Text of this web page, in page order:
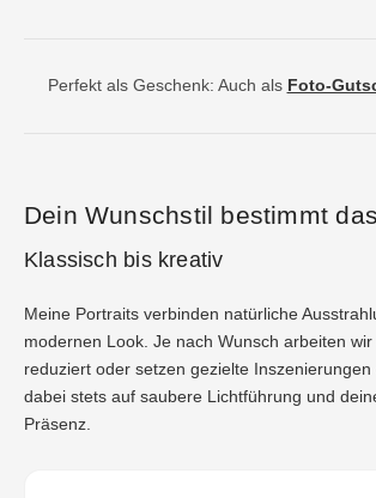
Perfekt als Geschenk: Auch als Foto-
Dein Wunschstil bestimmt
Klassisch bis kreativ
Meine Portraits verbinden natürliche
modernen Look. Je nach Wunsch arbeiten
reduziert oder setzen gezielte
dabei stets auf saubere Lichtführung und
Präsenz.